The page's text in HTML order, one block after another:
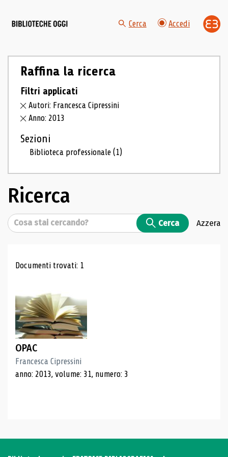
Cerca Accedi
Raffina la ricerca
Filtri applicati
Autori: Francesca Cipressini
Anno: 2013
Sezioni
Biblioteca professionale(1)
Ricerca
Cerca Cerca Azzera
Risultati di ricerca
Documenti trovati: 1
OPAC
Francesca Cipressini
anno: 2013, volume: 31, numero: 3